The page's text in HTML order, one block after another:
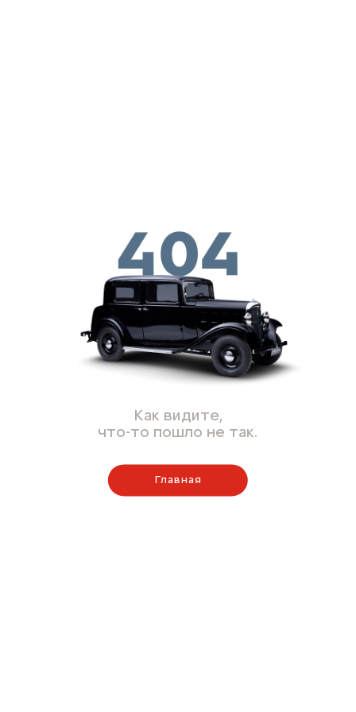
Как видите,
что-то пошло не так.
Главная